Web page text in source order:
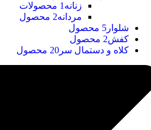
زنانه 1 محصولات
مردانه2 محصول
شلوار 5 محصول
کفش2 محصول
کلاه و دستمال سر 20 محصول